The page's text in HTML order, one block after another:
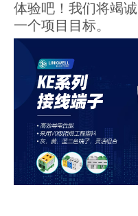
体验吧！我们将竭
一个项目目标。